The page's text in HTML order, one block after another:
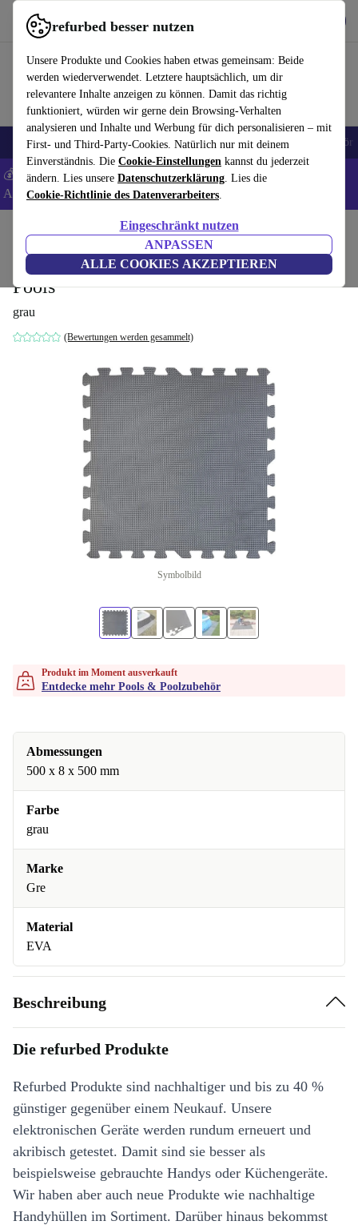
refurbed besser nutzen
Unsere Produkte und Cookies haben etwas gemeinsam: Beide
werden wiederverwendet. Letztere hauptsächlich, um dir
relevantere Inhalte anzeigen zu können. Damit das richtig
funktioniert, würden wir gerne dein Browsing-Verhalten
analysieren und Inhalte und Werbung für dich personalisieren – mit
First- und Third-Party-Cookies. Natürlich nur mit deinem
Einverständnis. Die Cookie-Einstellungen kannst du jederzeit
ändern. Lies unsere Datenschutzerklärung. Lies die
Cookie-Richtlinie des Datenverarbeiters.
Eingeschränkt nutzen
ANPASSEN
ALLE COOKIES AKZEPTIEREN
refurbed schnell und einfach nutzen
🎒 Back to school Handys Laptops Tablets Smartwatches Zubehör
💰 Extra -5% auf Samsung- und Google-Smartphones - Code:
ANDROID5 -AGB
Garten Pools & Poolzubehör
Gre MPF509GY Schutzabdeckung für
Pools
grau
(Bewertungen werden gesammelt)
Symbolbild
Produkt im Moment ausverkauft
Entdecke mehr Pools & Poolzubehör
Abmessungen
500 x 8 x 500 mm
Farbe
grau
Marke
Gre
Material
EVA
Beschreibung
Die refurbed Produkte
Refurbed Produkte sind nachhaltiger und bis zu 40 %
günstiger gegenüber einem Neukauf. Unsere
elektronischen Geräte werden rundum erneuert und
akribisch getestet. Damit sind sie besser als
beispielsweise gebrauchte Handys oder Küchengeräte.
Wir haben aber auch neue Produkte wie nachhaltige
Handyhüllen im Sortiment. Darüber hinaus bekommst